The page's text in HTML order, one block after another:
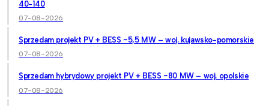
40-140
07-08-2026
Sprzedam projekt PV + BESS ~5,5 MW – woj. kujawsko-pomorskie
07-08-2026
Sprzedam hybrydowy projekt PV + BESS ~80 MW – woj. opolskie
07-08-2026